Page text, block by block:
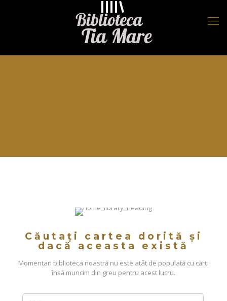
Căutați cartea dorită și
dacă aceasta există
Momentan biblioteca noastră nu este atât de populată cu cărți
însă muncim din greu pentru acest lucru.